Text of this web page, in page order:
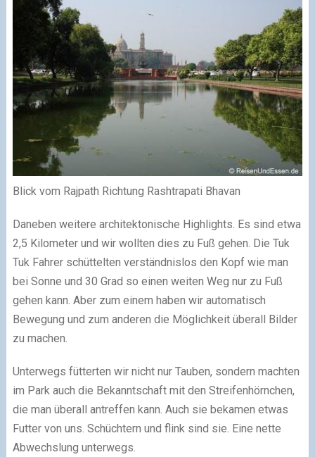
Blick vom Rajpath Richtung Rashtrapati Bhavan
Daneben weitere architektonische Highlights. Es sind etwa
2,5 Kilometer und wir wollten dies zu Fuß gehen. Die Tuk
Tuk Fahrer schüttelten verständnislos den Kopf wie man
bei Sonne und 30 Grad so einen weiten Weg nur zu Fuß
gehen kann. Aber zum einem haben wir automatisch
Bewegung und zum anderen die Möglichkeit überall Bilder
zu machen.
Unterwegs fütterten wir nicht nur Tauben, sondern machten
im Park auch die Bekanntschaft mit den Streifenhörnchen,
die man überall antreffen kann. Auch sie bekamen etwas
Futter von uns. Schüchtern und flink sind sie. Eine nette
Abwechslung unterwegs.